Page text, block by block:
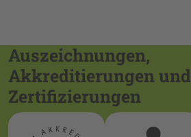
Auszeichnungen,
Akkreditierungen und
Zertifizierungen